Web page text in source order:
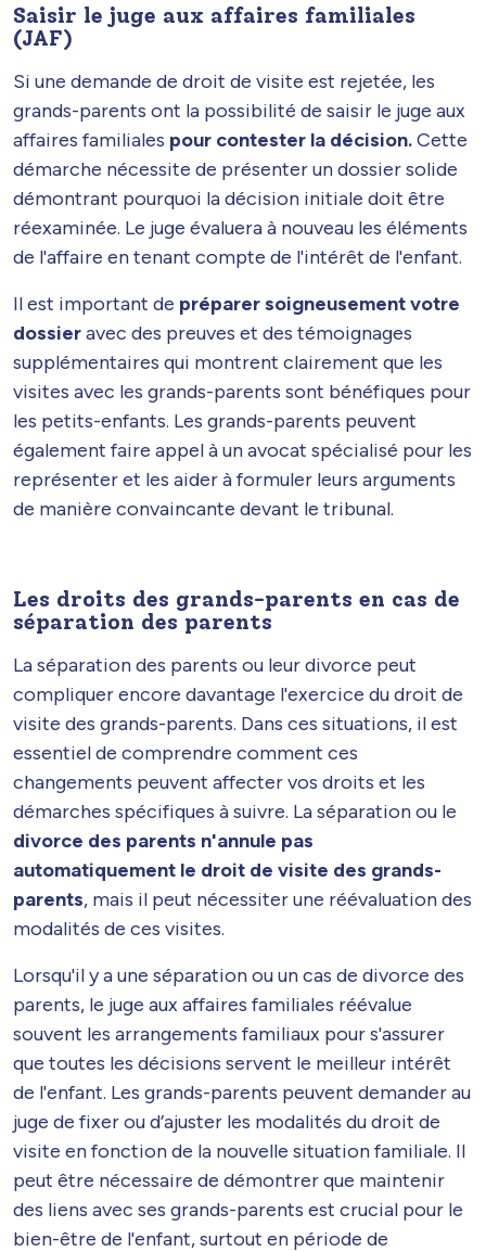
Saisir le juge aux affaires familiales
(JAF)
Si une demande de droit de visite est rejetée, les
grands-parents ont la possibilité de saisir le juge aux
affaires familiales pour contester la décision.Cette
démarche nécessite de présenter un dossier solide
démontrant pourquoi la décision initiale doit être
réexaminée. Le juge évaluera à nouveau les éléments
de l'affaire en tenant compte de l'intérêt de l'enfant.
Il est important de préparer soigneusement votre
dossieravec des preuves et des témoignages
supplémentaires qui montrent clairement que les
visites avec les grands-parents sont bénéfiques pour
les petits-enfants. Les grands-parents peuvent
également faire appel à un avocat spécialisé pour les
représenter et les aider à formuler leurs arguments
de manière convaincante devant le tribunal.
Les droits des grands-parents en cas de
séparation des parents
La séparation des parents ou leur divorce peut
compliquer encore davantage l'exercice du droit de
visite des grands-parents. Dans ces situations, il est
essentiel de comprendre comment ces
changements peuvent affecter vos droits et les
démarches spécifiques à suivre. La séparation ou le
divorce des parents n'annule pas
automatiquement le droit de visite des grands-
parents, mais il peut nécessiter une réévaluation des
modalités de ces visites.
Lorsqu'il y a une séparation ou un cas de divorce des
parents, le juge aux affaires familiales réévalue
souvent les arrangements familiaux pour s'assurer
que toutes les décisions servent le meilleur intérêt
de l'enfant. Les grands-parents peuvent demander au
juge de fixer ou d’ajuster les modalités du droit de
visite en fonction de la nouvelle situation familiale. Il
peut être nécessaire de démontrer que maintenir
des liens avec ses grands-parents est crucial pour le
bien-être de l'enfant, surtout en période de